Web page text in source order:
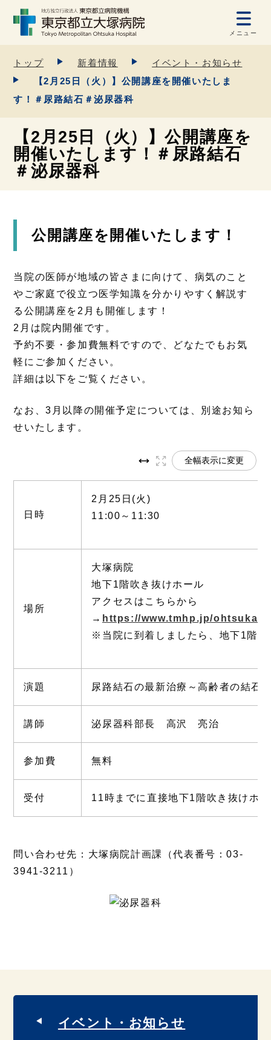
メニュー
トップ 新着情報
イベント・お知らせ
【2月25日（火）】公開講座を開催いたしま
す！＃尿路結石＃泌尿器科
【2月25日（火）】公開講座を
開催いたします！＃尿路結石
＃泌尿器科
公開講座を開催いたします！
当院の医師が地域の皆さまに向けて、病気のこと
やご家庭で役立つ医学知識を分かりやすく解説す
る公開講座を2月も開催します！
2月は院内開催です。
予約不要・参加費無料ですので、どなたでもお気
軽にご参加ください。
詳細は以下をご覧ください。
なお、3月以降の開催予定については、別途お知ら
せいたします。
全幅表示に変更
日時
2月25日(火)
11:00～11:30
場所
大塚病院
地下1階吹き抜けホール
アクセスはこちらから
→ https://www.tmhp.jp/ohtsuka/
※当院に到着しましたら、地下1階ま
演題 尿路結石の最新治療～高齢者の結石
講師 泌尿器科部長 高沢 亮治
参加費 無料
受付 11時までに直接地下1階吹き抜けホ
問い合わせ先：大塚病院計画課（代表番号：03-
3941-3211）
イベント・お知らせ